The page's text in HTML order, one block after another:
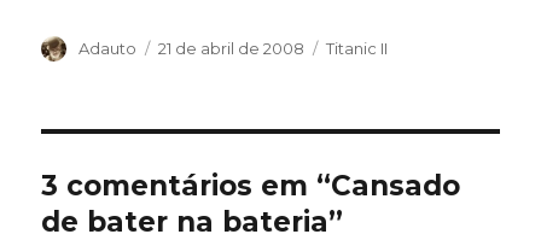
Autor
Adauto
Publicado
21 de abril de 2008 Categorias
Titanic II
3 comentários em “Cansado
de bater na bateria”